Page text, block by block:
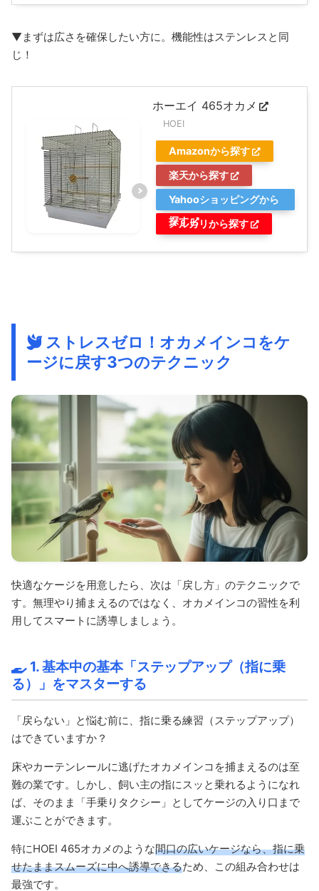
▼まずは広さを確保したい方に。機能性はステンレスと同
じ！
ホーエイ 465オカメ
HOEI
Amazonから探す
楽天から探す
Yahooショッピングから
探す
メルカリから探す
ストレスゼロ！オカメインコをケ
ージに戻す3つのテクニック
快適なケージを用意したら、次は「戻し方」のテクニックで
す。無理やり捕まえるのではなく、オカメインコの習性を利
用してスマートに誘導しましょう。
1. 基本中の基本「ステップアップ（指に乗
る）」をマスターする
「戻らない」と悩む前に、指に乗る練習（ステップアップ）
はできていますか？
床やカーテンレールに逃げたオカメインコを捕まえるのは至
難の業です。しかし、飼い主の指にスッと乗れるようになれ
ば、そのまま「手乗りタクシー」としてケージの入り口まで
運ぶことができます。
特にHOEI 465オカメのような間口の広いケージなら、指に乗
せたままスムーズに中へ誘導できるため、この組み合わせは
最強です。